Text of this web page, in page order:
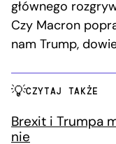
głównego
Czy Macron
nam Trump,
CZYTAJ TAKŻE
Brexit i Trumpa
nie